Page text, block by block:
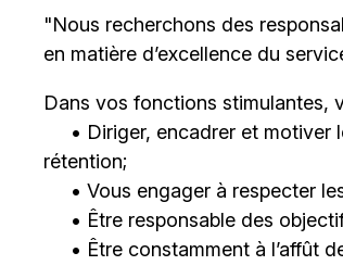
"Nous recherchons des
en matière d’excellence du
Dans vos fonctions stimulantes,
• Diriger, encadrer et motiver
rétention;
• Vous engager à respecter
• Être responsable des
• Être constamment à l’affût